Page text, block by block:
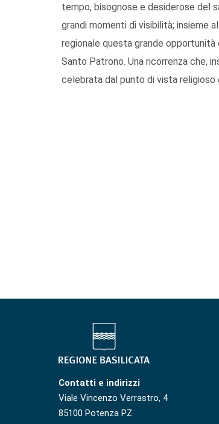
tempo, bisognose e desiderose del
grandi momenti di visibilità; insieme
regionale questa grande
Santo Patrono. Una ricorrenza che,
celebrata dal punto di vista religioso
Contatti e indirizzi
Viale Vincenzo Verrastro, 4
85100 Potenza PZ